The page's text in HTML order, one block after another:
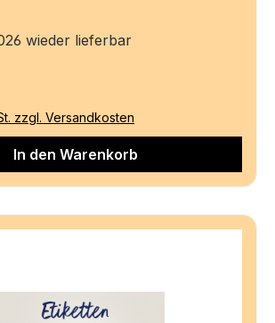
wieder lieferbar
zzgl. Versandkosten
In den Warenkorb